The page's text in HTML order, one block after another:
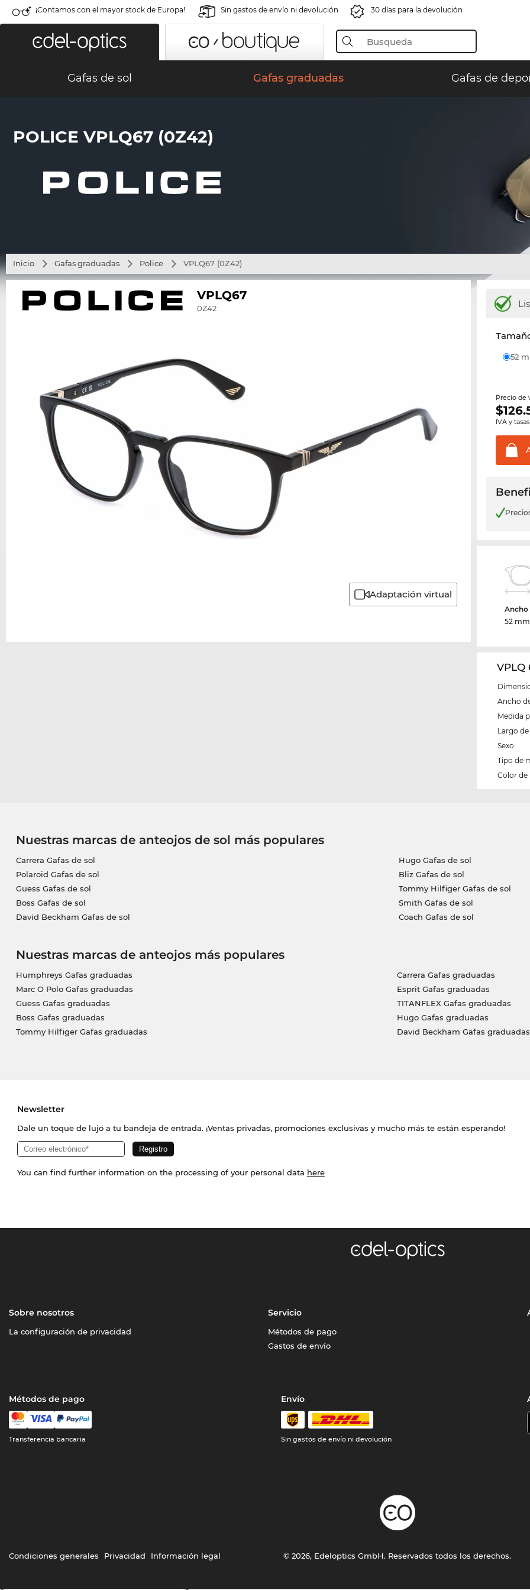
¡Contamos con el mayor stock de Europa! Sin gastos de envío ni devolución 30 días para la devolución
Gafas de sol Gafas graduadas Gafas de
POLICE VPLQ67 (0Z42)
Inicio Gafas graduadas Police VPLQ67 (0Z42)
VPLQ67
0Z42
Adaptación virtual
52
Precio de
$
IVA y
Ancho
52 mm
Ancho
Medida
Largo
Sexo
Tipo de
Color de
Nuestras marcas de anteojos de sol más populares
Carrera Gafas de sol
Polaroid Gafas de sol
Guess Gafas de sol
Boss Gafas de sol
David Beckham Gafas de sol
Hugo Gafas de sol
Bliz Gafas de sol
Tommy Hilfiger Gafas de sol
Smith Gafas de sol
Coach Gafas de sol
Nuestras marcas de anteojos más populares
Humphreys Gafas graduadas
Marc O Polo Gafas graduadas
Guess Gafas graduadas
Boss Gafas graduadas
Tommy Hilfiger Gafas graduadas
Carrera Gafas graduadas
Esprit Gafas graduadas
TITANFLEX Gafas graduadas
Hugo Gafas graduadas
David Beckham Gafas graduadas
Newsletter
Dale un toque de lujo a tu bandeja de entrada. ¡Ventas privadas, promociones exclusivas y mucho más te están esperando!
You can find further information on the processing of your personal data here
Sobre nosotros
La configuración de privacidad
Servicio
Métodos de pago
Gastos de envío
Métodos de pago
Transferencia bancaria
Envío
Sin gastos de envío ni devolución
Condiciones generales Privacidad Información legal © 2026, Edeloptics GmbH. Reservados todos los derechos.